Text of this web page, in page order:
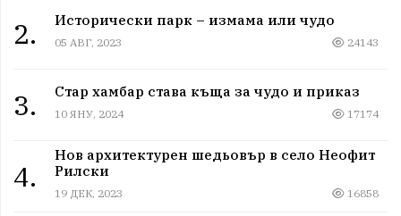
2. Исторически парк – измама или чудо
05 АВГ, 2023 24143
3. Стар хамбар става къща за чудо и приказ
10 ЯНУ, 2024 17174
4.
Нов архитектурен шедьовър в село Неофит
Рилски
19 ДЕК, 2023 16858